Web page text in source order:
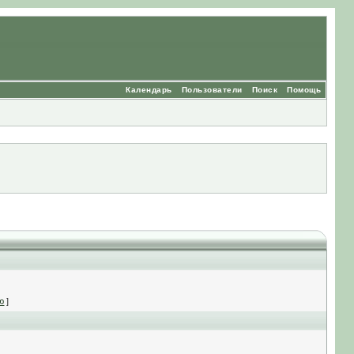
Помощь
Поиск
Пользователи
Календарь
]